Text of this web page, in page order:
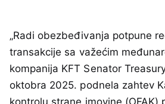
„Radi obezbeđivanja potpune
transakcije sa važećim
kompanija KFT Senator
oktobra 2025. podnela zahtev